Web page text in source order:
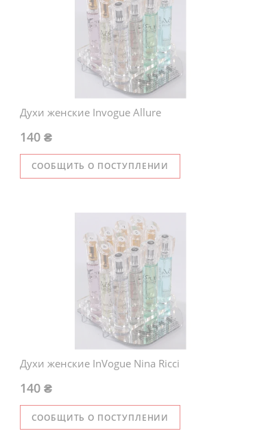
Духи женские Invogue Allure
СООБЩИТЬ О ПОСТУПЛЕНИИ
140 ₴
Духи женские InVogue Nina Ricci
СООБЩИТЬ О ПОСТУПЛЕНИИ
140 ₴